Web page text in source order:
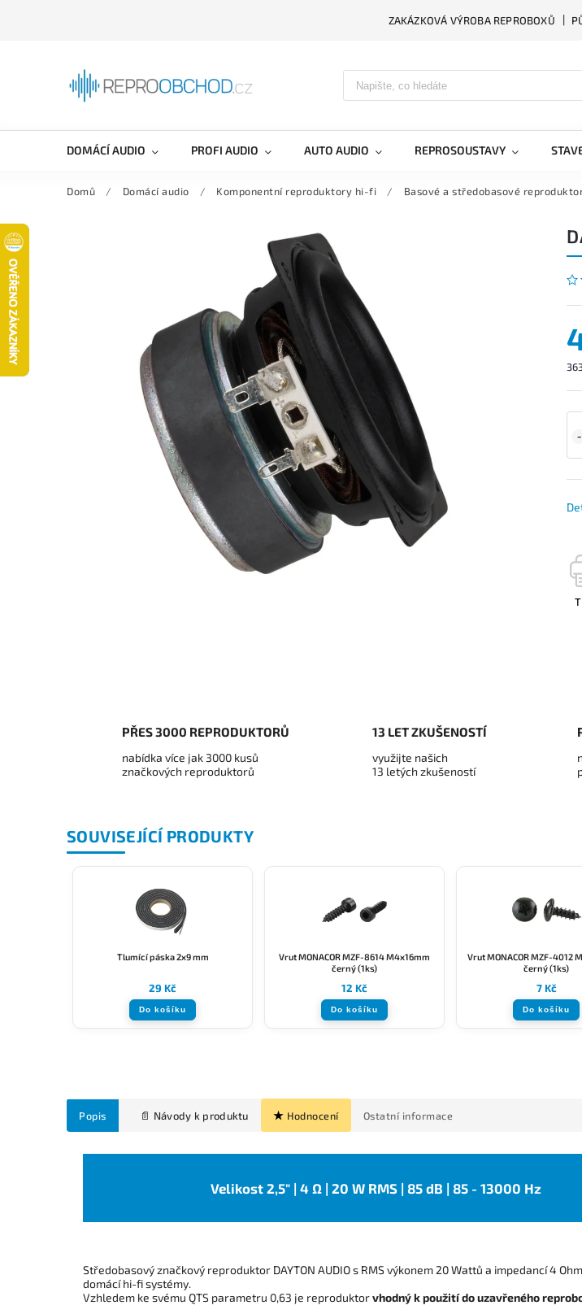
ZAKÁZKOVÁ VÝROBA REPROBOXŮ
DOMÁCÍ AUDIO PROFI AUDIO AUTO AUDIO REPROSOUSTAVY
Domů / Domácí audio / Komponentní reproduktory hi-fi / Basové a středobasové
PŘES 3000 REPRODUKTORŮ
nabídka více jak 3000 kusů
značkových reproduktorů
13 LET ZKUŠENOSTÍ
využijte našich
13 letých zkušeností
SOUVISEJÍCÍ PRODUKTY
Tlumící páska 2x9 mm
29 Kč
Do košíku
Vrut MONACOR MZF-8614 M4x16mm
černý (1ks)
12 Kč
Do košíku
Vrut MONACOR MZF-4012
černý (1ks)
7 Kč
Do košíku
Popis Hodnocení Ostatní informace
Velikost 2,5" | 4 Ω | 20 W RMS | 85 dB | 85 - 13000 Hz
Středobasový značkový reproduktor DAYTON AUDIO s RMS výkonem 20 Wattů a impedancí 4
domácí hi-fi systémy.
Vzhledem ke svému QTS parametru 0,63 je reproduktorvhodný k použití do uzavřeného